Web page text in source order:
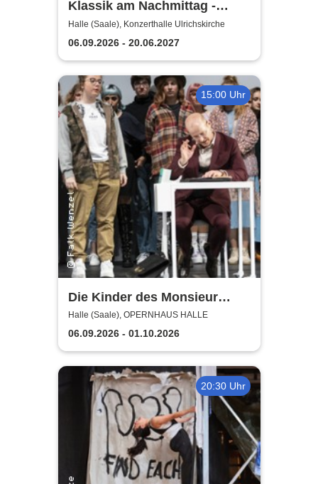
Klassik am Nachmittag -
Theater, Oper und Orchester
Halle
Halle (Saale), Konzerthalle Ulrichskirche
06.09.2026 - 20.06.2027
15:00 Uhr
Die Kinder des Monsieur
Mathieu - Theater, Oper und
Orchester Halle
Halle (Saale), OPERNHAUS HALLE
06.09.2026 - 01.10.2026
20:30 Uhr